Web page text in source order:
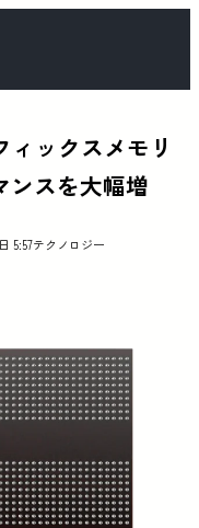
ィックスメモリ
ンスを大幅増
5:57テクノロジー